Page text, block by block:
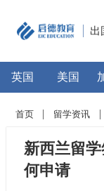
出
英国 美国
首页 留学资讯
新西兰留
何申请